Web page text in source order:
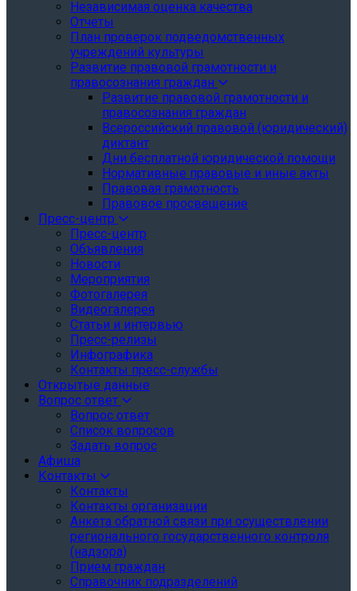
Независимая оценка качества
Отчеты
План проверок подведомственных
учреждений культуры
Развитие правовой грамотности и
правосознания граждан
Развитие правовой грамотности и
правосознания граждан
Всероссийский правовой (юридический)
диктант
Дни бесплатной юридической помощи
Нормативные правовые и иные акты
Правовая грамотность
Правовое просвещение
Пресс-центр
Пресс-центр
Объявления
Новости
Мероприятия
Фотогалерея
Видеогалерея
Статьи и интервью
Пресс-релизы
Инфографика
Контакты пресс-службы
Открытые данные
Вопрос ответ
Вопрос ответ
Список вопросов
Задать вопрос
Афиша
Контакты
Контакты
Контакты организации
Анкета обратной связи при осуществлении
регионального государственного контроля
(надзора)
Прием граждан
Справочник подразделений